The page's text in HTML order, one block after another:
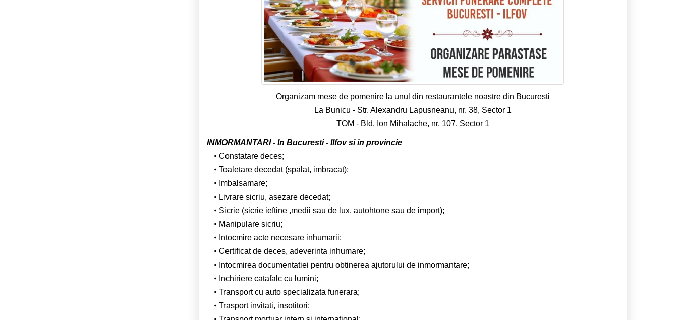
Organizam mese de pomenire la unul din restaurantele noastre din Bucuresti
La Bunicu - Str. Alexandru Lapusneanu, nr. 38, Sector 1
TOM - Bld. Ion Mihalache, nr. 107, Sector 1
INMORMANTARI - In Bucuresti - Ilfov si in provincie
Constatare deces;
Toaletare decedat (spalat, imbracat);
Imbalsamare;
Livrare sicriu, asezare decedat;
Sicrie (sicrie ieftine ,medii sau de lux, autohtone sau de import);
Manipulare sicriu;
Intocmire acte necesare inhumarii;
Certificat de deces, adeverinta inhumare;
Intocmirea documentatiei pentru obtinerea ajutorului de inmormantare;
Inchiriere catafalc cu lumini;
Transport cu auto specializata funerara;
Trasport invitati, insotitori;